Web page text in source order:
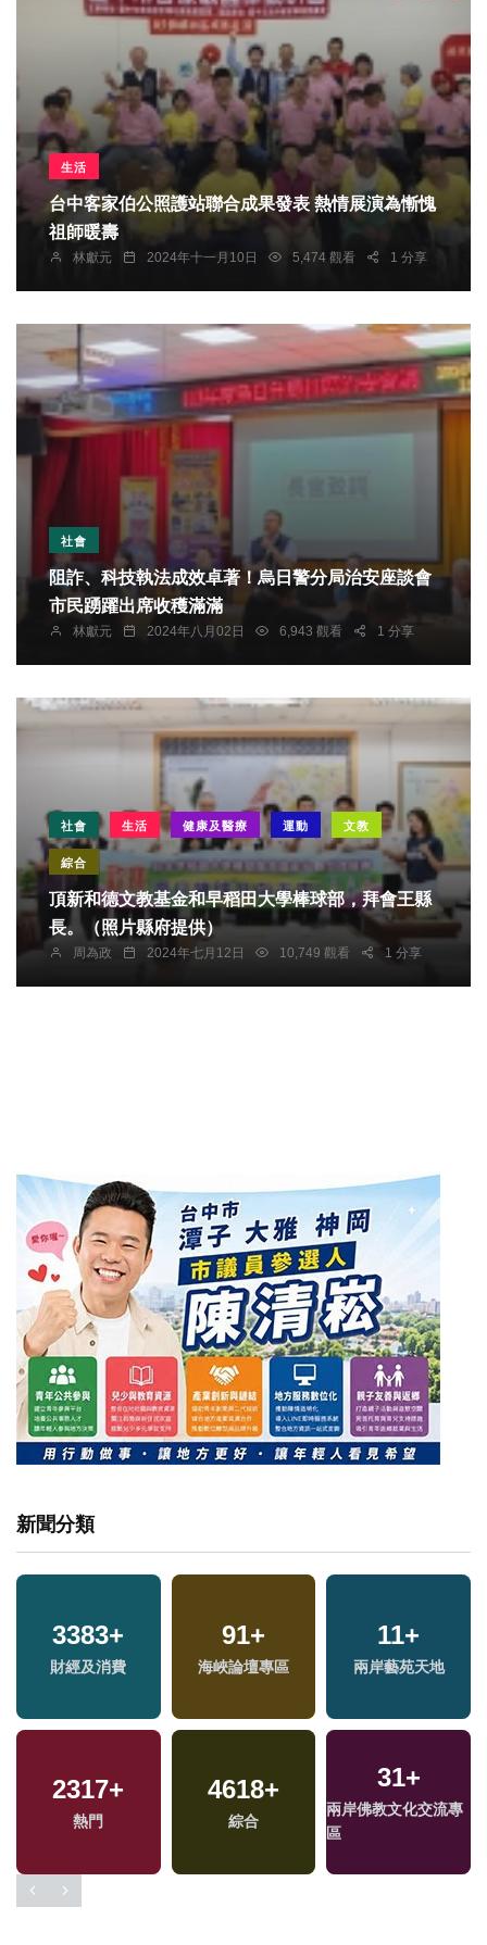
生活
台中客家伯公照護站聯合成果發表 熱情展演為慚愧
祖師暖壽
林獻元 2024年十一月10日 5,474 觀看 1 分享
社會
阻詐、科技執法成效卓著！烏日警分局治安座談會
市民踴躍出席收穫滿滿
林獻元 2024年八月02日 6,943 觀看 1 分享
社會 生活 健康及醫療 運動 文教
綜合
頂新和德文教基金和早稻田大學棒球部，拜會王縣
長。（照片縣府提供）
周為政 2024年七月12日 10,749 觀看 1 分享
新聞分類
3383+
財經及消費
91+
海峽論壇專區
11+
兩岸藝苑天地
2317+
熱門
4618+
綜合
31+
兩岸佛教文化交流專
區
1726+
藝文
79+
演唱會
7445
政治
225+
2024立委選戰
142+
司法放大鏡
102+
2024總統大選